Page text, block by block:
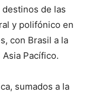
de las
y polifónico en
con Brasil a la
Pacífico.
sumados a la